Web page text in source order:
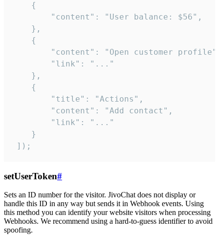
    {
        "content": "User balance: $56",
    },
    {
"content": "Open customer
        "link": "..."
    },
    {
        "title": "Actions",
        "content": "Add contact",
        "link": "..."
    }
]);
setUserToken#
Sets an ID number for the visitor. JivoChat does not display or
handle this ID in any way but sends it in Webhook events. Using
this method you can identify your website visitors when processing
Webhooks. We recommend using a hard-to-guess identifier to avoid
spoofing.